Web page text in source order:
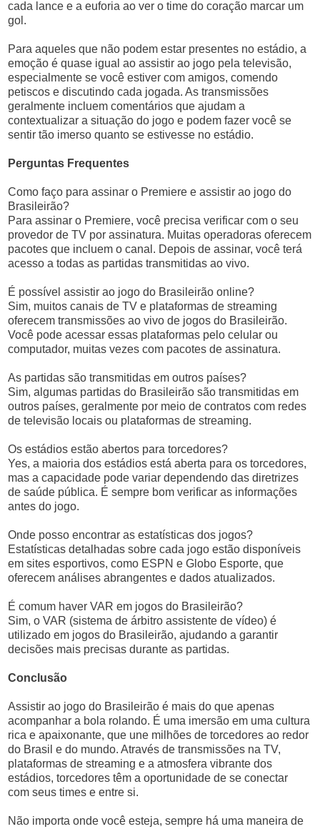
cada lance e a euforia ao ver o time do coração marcar um
gol.
Para aqueles que não podem estar presentes no estádio, a
emoção é quase igual ao assistir ao jogo pela televisão,
especialmente se você estiver com amigos, comendo
petiscos e discutindo cada jogada. As transmissões
geralmente incluem comentários que ajudam a
contextualizar a situação do jogo e podem fazer você se
sentir tão imerso quanto se estivesse no estádio.
Perguntas Frequentes
Como faço para assinar o Premiere e assistir ao jogo do
Brasileirão?
Para assinar o Premiere, você precisa verificar com o seu
provedor de TV por assinatura. Muitas operadoras oferecem
pacotes que incluem o canal. Depois de assinar, você terá
acesso a todas as partidas transmitidas ao vivo.
É possível assistir ao jogo do Brasileirão online?
Sim, muitos canais de TV e plataformas de streaming
oferecem transmissões ao vivo de jogos do Brasileirão.
Você pode acessar essas plataformas pelo celular ou
computador, muitas vezes com pacotes de assinatura.
As partidas são transmitidas em outros países?
Sim, algumas partidas do Brasileirão são transmitidas em
outros países, geralmente por meio de contratos com redes
de televisão locais ou plataformas de streaming.
Os estádios estão abertos para torcedores?
Yes, a maioria dos estádios está aberta para os torcedores,
mas a capacidade pode variar dependendo das diretrizes
de saúde pública. É sempre bom verificar as informações
antes do jogo.
Onde posso encontrar as estatísticas dos jogos?
Estatísticas detalhadas sobre cada jogo estão disponíveis
em sites esportivos, como ESPN e Globo Esporte, que
oferecem análises abrangentes e dados atualizados.
É comum haver VAR em jogos do Brasileirão?
Sim, o VAR (sistema de árbitro assistente de vídeo) é
utilizado em jogos do Brasileirão, ajudando a garantir
decisões mais precisas durante as partidas.
Conclusão
Assistir ao jogo do Brasileirão é mais do que apenas
acompanhar a bola rolando. É uma imersão em uma cultura
rica e apaixonante, que une milhões de torcedores ao redor
do Brasil e do mundo. Através de transmissões na TV,
plataformas de streaming e a atmosfera vibrante dos
estádios, torcedores têm a oportunidade de se conectar
com seus times e entre si.
Não importa onde você esteja, sempre há uma maneira de